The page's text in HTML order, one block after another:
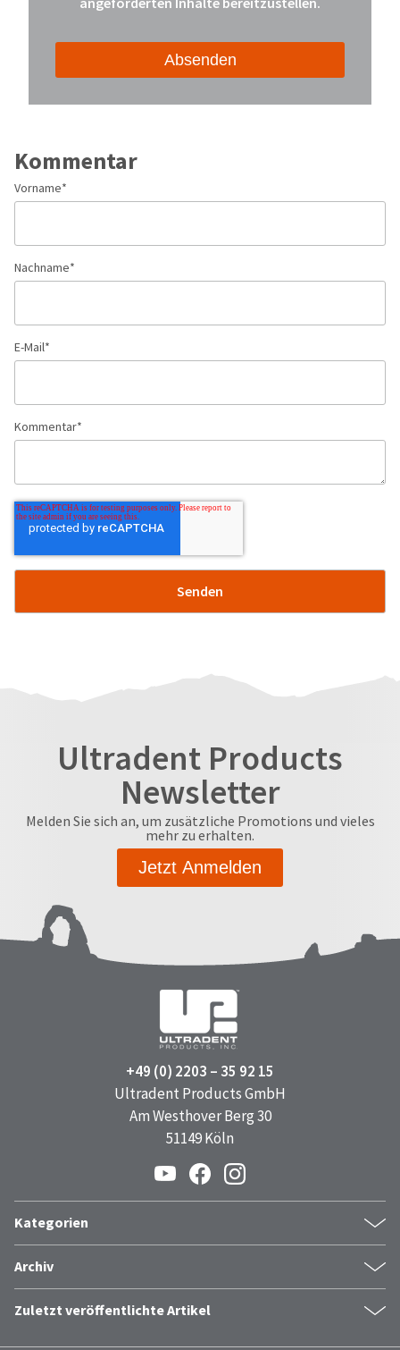
Kommentar
Vorname*
Nachname*
E-Mail*
Kommentar*
Ultradent Products
Newsletter
Melden Sie sich an, um zusätzliche Promotions und vieles
mehr zu erhalten.
Jetzt Anmelden
+49 (0) 2203 – 35 92 15
Ultradent Products GmbH
Am Westhover Berg 30
51149 Köln
Kategorien
Vorgestellt
Case Report
Dr. Fischer Tips
Archiv
Juni 2026
Mai 2026
Zuletzt veröffentlichte Artikel
QuadraSpense™ Tips für Transcend™ Universalkomposit